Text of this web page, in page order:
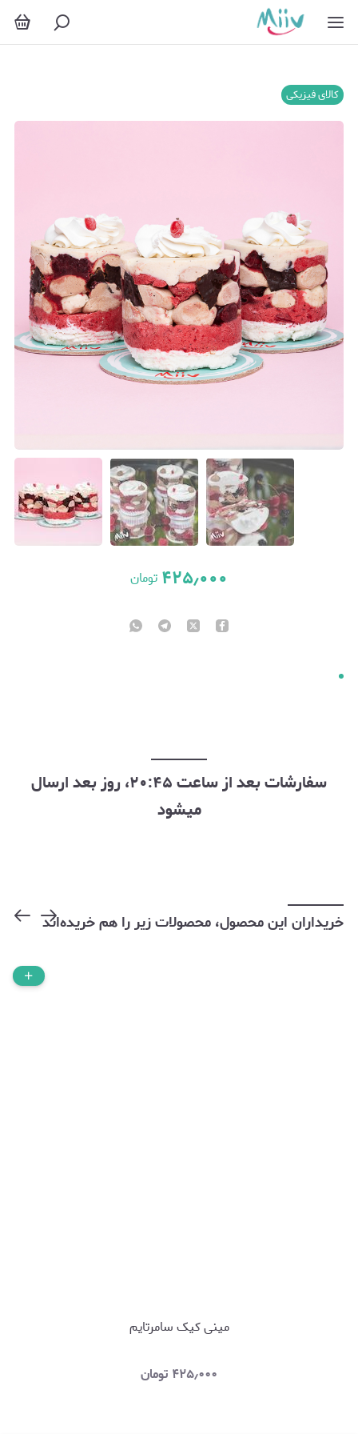
کالای فیزیکی
۴۲۵٫۰۰۰ تومان
سفارشات بعد از ساعت ۲۰:۴۵، روز بعد ارسال
میشود
خریداران این محصول، محصولات زیر را هم خریده‌اند
مینی کیک سامرتایم
۴۲۵٫۰۰۰ تومان